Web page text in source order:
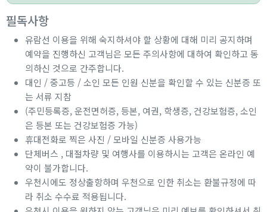
필독사항
유람선 이용을 위해 숙지하셔야 할 상황에 대해 미리 공지하며
예약을 진행하신 고객님은 모든 주의사항에 대하여 확인하고 동
의하신 것으로 간주합니다.
대인 / 중고등 / 소인 모든 인원 신분을 확인할 수 있는 신분증 또
는 서류 지참
(주민등록증, 운전면허증, 등본, 여권, 학생증, 건강보험증, 소인
은 등본 또는 건강보험증 가능)
휴대전화로 찍은 사진 / 모바일 신분증 사용가능
단체버스 , 대절차량 및 여행사를 이용하시는 고객은 온라인 예
약이 불가합니다.
우천시에도 정상출항하며 우천으로 인한 취소는 환불규정에 따
라 취소 수수료 적용됩니다.